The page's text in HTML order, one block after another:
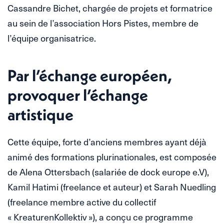
Cassandre Bichet, chargée de projets et formatrice
au sein de l’association Hors Pistes, membre de
l’équipe organisatrice.
Par l’échange européen,
provoquer l’échange
artistique
Cette équipe, forte d’anciens membres ayant déjà
animé des formations plurinationales, est composée
de Alena Ottersbach (salariée de dock europe e.V),
Kamil Hatimi (freelance et auteur) et Sarah Nuedling
(freelance membre active du collectif
« KreaturenKollektiv »), a conçu ce programme